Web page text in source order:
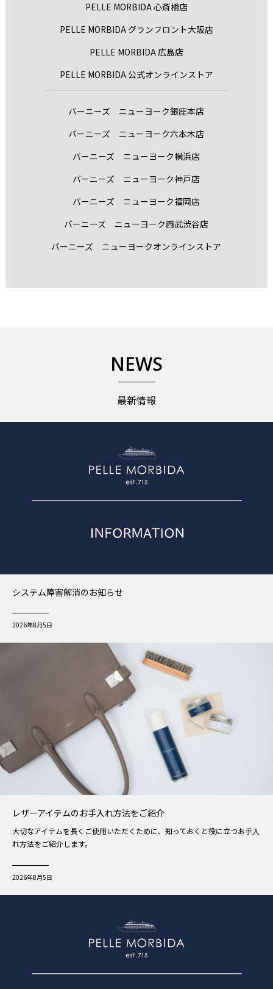
PELLE MORBIDA 心斎橋店
PELLE MORBIDA グランフロント大阪店
PELLE MORBIDA 広島店
PELLE MORBIDA 公式オンラインストア
バーニーズ ニューヨーク銀座本店
バーニーズ ニューヨーク六本木店
バーニーズ ニューヨーク横浜店
バーニーズ ニューヨーク神戸店
バーニーズ ニューヨーク福岡店
バーニーズ ニューヨーク西武渋谷店
バーニーズ ニューヨークオンラインストア
NEWS
最新情報
システム障害解消のお知らせ
2026年8月5日
レザーアイテムのお手入れ方法をご紹介
大切なアイテムを長くご使用いただくために、知っておくと役に立つお手入
れ方法をご紹介します。
2026年8月5日